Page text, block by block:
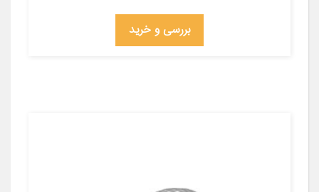
بررسی و خرید